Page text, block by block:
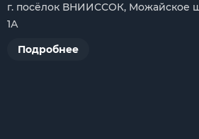
г. посёлок ВНИИССОК, Можайское
1А
Подробнее